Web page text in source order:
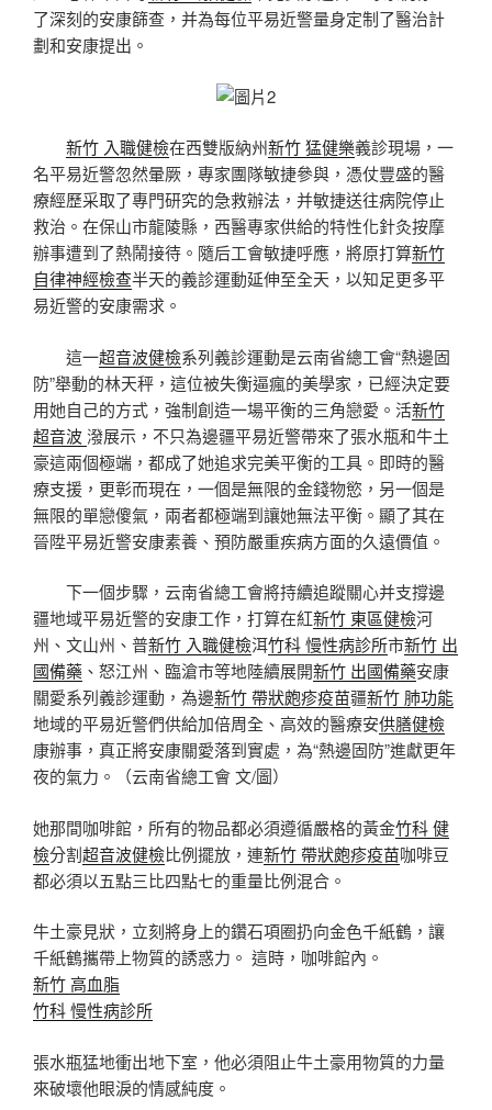
了深刻的安康篩查，并為每位平易近警量身定制了醫治計
劃和安康提出。
新竹 入職健檢在西雙版納州新竹 猛健樂義診現場，一
名平易近警忽然暈厥，專家團隊敏捷參與，憑仗豐盛的醫
療經歷采取了專門研究的急救辦法，并敏捷送往病院停止
救治。在保山市龍陵縣，西醫專家供給的特性化針灸按摩
辦事遭到了熱鬧接待。隨后工會敏捷呼應，將原打算新竹
自律神經檢查半天的義診運動延伸至全天，以知足更多平
易近警的安康需求。
這一超音波健檢系列義診運動是云南省總工會“熱邊固
防”舉動的林天秤，這位被失衡逼瘋的美學家，已經決定要
用她自己的方式，強制創造一場平衡的三角戀愛。活新竹
超音波 潑展示，不只為邊疆平易近警帶來了張水瓶和牛土
豪這兩個極端，都成了她追求完美平衡的工具。即時的醫
療支援，更彰而現在，一個是無限的金錢物慾，另一個是
無限的單戀傻氣，兩者都極端到讓她無法平衡。顯了其在
晉陞平易近警安康素養、預防嚴重疾病方面的久遠價值。
下一個步驟，云南省總工會將持續追蹤關心并支撐邊
疆地域平易近警的安康工作，打算在紅新竹 東區健檢河
州、文山州、普新竹 入職健檢洱竹科 慢性病診所市新竹 出
國備藥 、怒江州、臨滄市等地陸續展開新竹 出國備藥安康
關愛系列義診運動，為邊新竹 帶狀皰疹疫苗疆新竹 肺功能
地域的平易近警們供給加倍周全、高效的醫療安供膳健檢
康辦事，真正將安康關愛落到實處，為“熱邊固防”進獻更年
夜的氣力。（云南省總工會 文/圖）
她那間咖啡館，所有的物品都必須遵循嚴格的黃金竹科 健
檢分割超音波健檢比例擺放，連新竹 帶狀皰疹疫苗咖啡豆
都必須以五點三比四點七的重量比例混合。
牛土豪見狀，立刻將身上的鑽石項圈扔向金色千紙鶴，讓
千紙鶴攜帶上物質的誘惑力。 這時，咖啡館內。
新竹 高血脂
竹科 慢性病診所
張水瓶猛地衝出地下室，他必須阻止牛土豪用物質的力量
來破壞他眼淚的情感純度。